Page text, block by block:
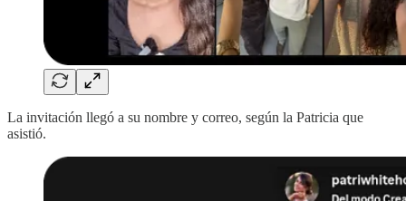
La invitación llegó a su nombre y correo, según la Patricia que
asistió.